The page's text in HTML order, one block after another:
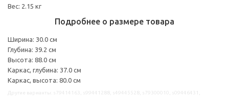
Вес: 2.15 кг
Подробнее о размере товара
Ширина: 30.0 см
Глубина: 39.2 см
Высота: 88.0 см
Каркас, глубина: 37.0 см
Каркас, высота: 80.0 см